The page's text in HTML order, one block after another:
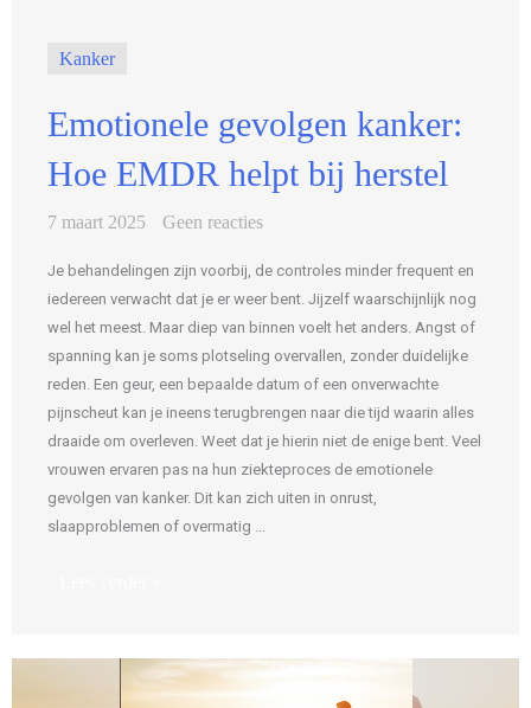
Kanker
Emotionele gevolgen kanker:
Hoe EMDR helpt bij herstel
7 maart 2025 Geen reacties
Je behandelingen zijn voorbij, de controles minder frequent en
iedereen verwacht dat je er weer bent. Jijzelf waarschijnlijk nog
wel het meest. Maar diep van binnen voelt het anders. Angst of
spanning kan je soms plotseling overvallen, zonder duidelijke
reden. Een geur, een bepaalde datum of een onverwachte
pijnscheut kan je ineens terugbrengen naar die tijd waarin alles
draaide om overleven. Weet dat je hierin niet de enige bent. Veel
vrouwen ervaren pas na hun ziekteproces de emotionele
gevolgen van kanker. Dit kan zich uiten in onrust,
slaapproblemen of overmatig ...